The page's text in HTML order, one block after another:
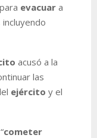
evacuar a
incluyendo
acusó a la
las
ejército y el
cometer